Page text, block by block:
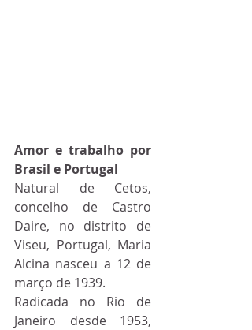
Amor e trabalho por
Brasil e Portugal
Natural de Cetos,
concelho de Castro
Daire, no distrito de
Viseu, Portugal, Maria
Alcina nasceu a 12 de
março de 1939.
Radicada no Rio de
Janeiro desde 1953,